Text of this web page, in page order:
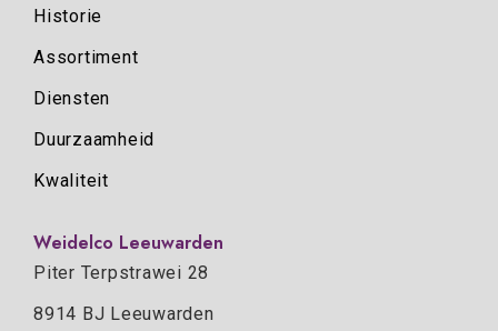
Historie
Assortiment
Diensten
Duurzaamheid
Kwaliteit
Weidelco Leeuwarden
Piter Terpstrawei 28
8914 BJ Leeuwarden